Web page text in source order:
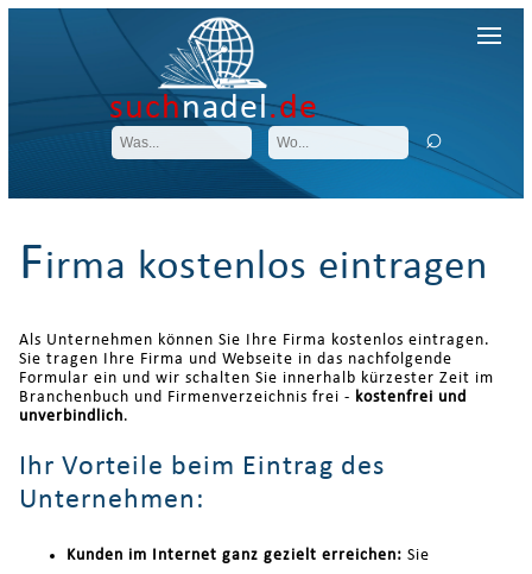
suchnadel.de
Firma kostenlos eintragen
Als Unternehmen können Sie Ihre Firma kostenlos eintragen.
Sie tragen Ihre Firma und Webseite in das nachfolgende
Formular ein und wir schalten Sie innerhalb kürzester Zeit im
Branchenbuch und Firmenverzeichnis frei - kostenfrei und
unverbindlich.
Ihr Vorteile beim Eintrag des
Unternehmen:
Kunden im Internet ganz gezielt erreichen: Sie